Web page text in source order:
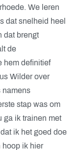
We leren
dat snelheid heel
dat brengt
de
hem definitief
Wilder over
namens
stap was om
ga ik trainen met
ik het goed doe
hoop ik hier